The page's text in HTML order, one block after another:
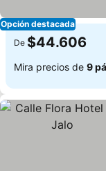
Opción destacada
De $44.606
Mira precios de 9